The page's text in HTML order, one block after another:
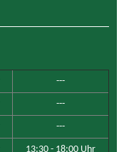
---
---
---
13:30 - 18:00 Uhr